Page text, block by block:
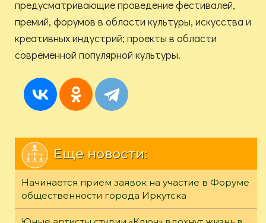
предусматривающие проведение фестивалей,
премий, форумов в области культуры, искусства и
креативных индустрий; проекты в области
современной популярной культуры.
Еще новости:
Начинается прием заявок на участие в Форуме
общественности города Иркутска